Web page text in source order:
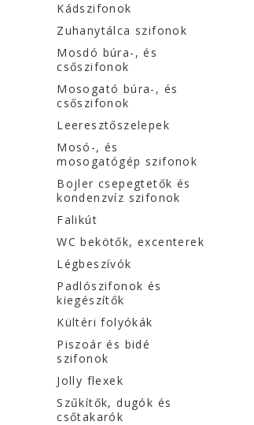
Kádszifonok
Zuhanytálca szifonok
Mosdó búra-, és
csőszifonok
Mosogató búra-, és
csőszifonok
Leeresztőszelepek
Mosó-, és
mosogatógép szifonok
Bojler csepegtetők és
kondenzvíz szifonok
Falikút
WC bekötők, excenterek
Légbeszívók
Padlószifonok és
kiegészítők
Kültéri folyókák
Piszoár és bidé
szifonok
Jolly flexek
Szűkítők, dugók és
csőtakarók